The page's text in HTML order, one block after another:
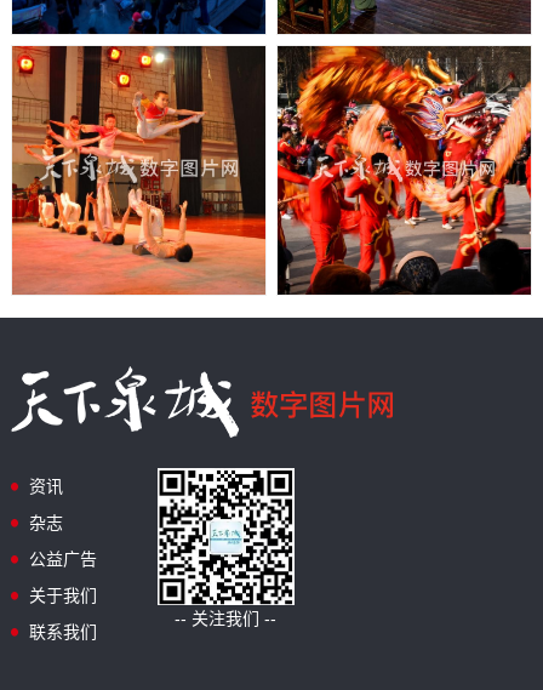
资讯
杂志
公益广告
关于我们
联系我们
-- 关注我们 --